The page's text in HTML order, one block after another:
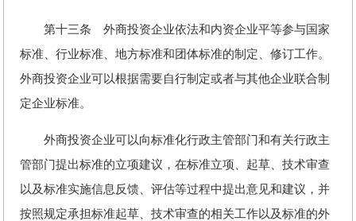
第十三条 外商投资企业依法和内资企业平等参与国家
标准、行业标准、地方标准和团体标准的制定、修订工作。
外商投资企业可以根据需要自行制定或者与其他企业联合制
定企业标准。
外商投资企业可以向标准化行政主管部门和有关行政主
管部门提出标准的立项建议，在标准立项、起草、技术审查
以及标准实施信息反馈、评估等过程中提出意见和建议，并
按照规定承担标准起草、技术审查的相关工作以及标准的外